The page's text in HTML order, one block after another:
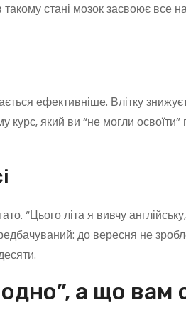
стані мозок засвоює все
ефективніше. Влітку
який ви “не могли
“Цього літа я вивчу
до вересня не
а що вам